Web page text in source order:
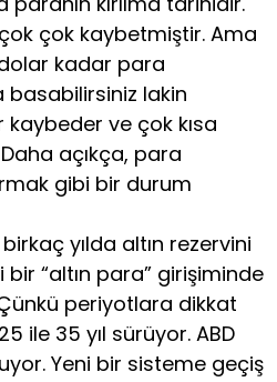
çok kaybetmiştir. Ama
kadar para
basabilirsiniz lakin
kaybeder ve çok kısa
açıkça, para
gibi bir durum
yılda altın rezervini
“altın para” girişiminde
periyotlara dikkat
ile 35 yıl sürüyor. ABD
Yeni bir sisteme geçiş